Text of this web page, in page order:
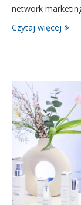
network
Czytaj więcej